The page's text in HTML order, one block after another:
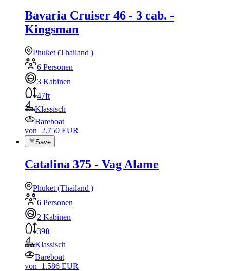
Bavaria Cruiser 46 - 3 cab. -
Kingsman
Phuket (Thailand )
6 Personen
3 Kabinen
47ft
Klassisch
Bareboat
von 2.750 EUR
Save
Catalina 375 - Vag Alame
Phuket (Thailand )
6 Personen
2 Kabinen
39ft
Klassisch
Bareboat
von 1.586 EUR